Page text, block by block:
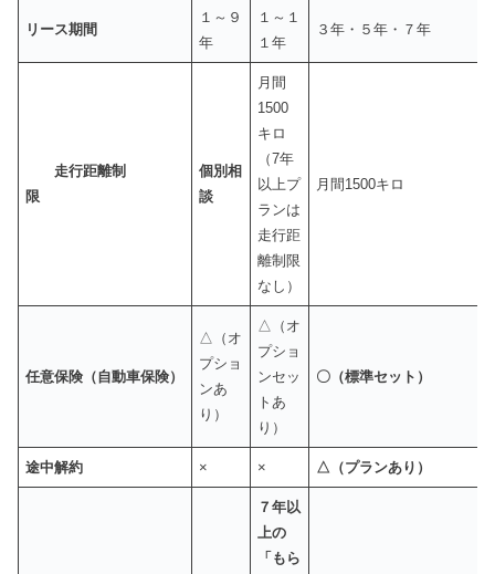
リース期間
１～９
年
１～１
１年
３年・５年・７年
走行距離制
限
個別相
談
月間
1500
キロ
（7年
以上プ
ランは
走行距
離制限
なし）
月間1500キロ
任意保険（自動車保険）
△（オ
プショ
ンあ
り）
△（オ
プショ
ンセッ
トあ
り）
〇（標準セット）
途中解約 × × △（プランあり）
７年以
上の
「もら